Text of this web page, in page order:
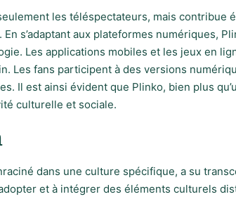
les téléspectateurs, mais contribue
s’adaptant aux plateformes numériques,
Les applications mobiles et les jeux en
Les fans participent à des versions
Il est ainsi évident que Plinko, bien plus
culturelle et sociale.
dans une culture spécifique, a su
et à intégrer des éléments culturels